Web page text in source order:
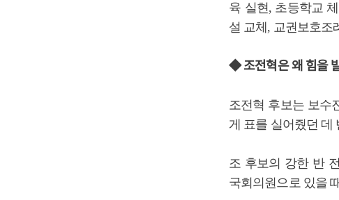
육 실현, 초등학교
설 교체, 교권보호조
◆ 조전혁은 왜 힘을
조전혁 후보는 보수
게 표를 실어줬던 데
조 후보의 강한 반
국회의원으로 있을